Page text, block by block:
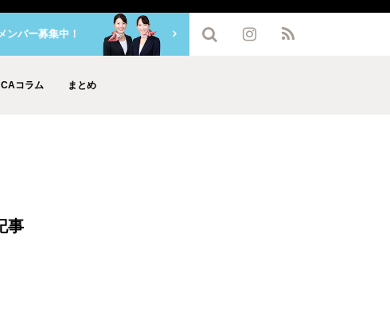
CAコラム まとめ
ンバー募集中！
事